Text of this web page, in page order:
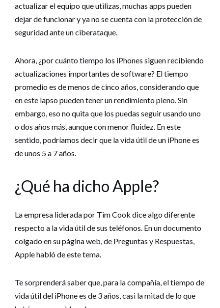
actualizar el equipo que utilizas, muchas apps pueden
dejar de funcionar y ya no se cuenta con la protección de
seguridad ante un ciberataque.
Ahora, ¿por cuánto tiempo los iPhones siguen recibiendo
actualizaciones importantes de software? El tiempo
promedio es de menos de cinco años, considerando que
en este lapso pueden tener un rendimiento pleno. Sin
embargo, eso no quita que los puedas seguir usando uno
o dos años más, aunque con menor fluidez. En este
sentido, podríamos decir que la vida útil de un iPhone es
de unos 5 a 7 años.
¿Qué ha dicho Apple?
La empresa liderada por Tim Cook dice algo diferente
respecto a la vida útil de sus teléfonos. En un documento
colgado en su página web, de Preguntas y Respuestas,
Apple habló de este tema.
Te sorprenderá saber que, para la compañía, el tiempo de
vida útil del iPhone es de 3 años, casi la mitad de lo que